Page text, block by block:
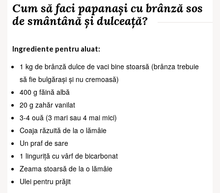
Cum să faci papanași cu brânză sos
de smântână și dulceață?
Ingrediente pentru aluat:
1 kg de brânză dulce de vaci bine stoarsă (brânza trebuie
să fie bulgărași și nu cremoasă)
400 g făină albă
20 g zahăr vanilat
3-4 ouă (3 mari sau 4 mai mici)
Coaja răzuită de la o lămâie
Un praf de sare
1 linguriță cu vârf de bicarbonat
Zeama stoarsă de la o lămâie
Ulei pentru prăjit